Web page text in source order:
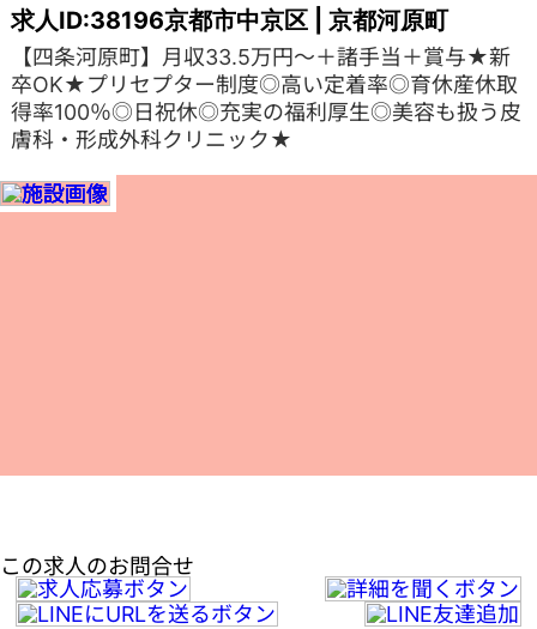
求人ID:38196京都市中京区 | 京都河原町
【四条河原町】月収33.5万円～＋諸手当＋賞与★新
卒OK★プリセプター制度◎高い定着率◎育休産休取
得率100％◎日祝休◎充実の福利厚生◎美容も扱う皮
膚科・形成外科クリニック★
この求人のお問合せ